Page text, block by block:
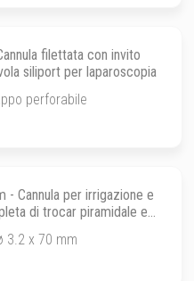
filettata con invito
siliport per laparoscopia
perforabile
- Cannula per irrigazione e
di trocar piramidale ed
3.2 x 70 mm